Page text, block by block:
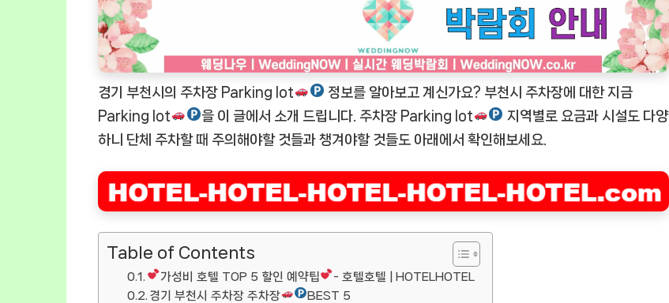
경기 부천시의 주차장 Parking lot
정보를 알아보고 계신가요? 부천시 주차장에 대한 지금
Parking lot
을 이 글에서 소개 드립니다. 주차장 Parking lot
지역별로 요금과 시설도 다양
하니 단체 주차할 때 주의해야할 것들과 챙겨야할 것들도 아래에서 확인해보세요.
Table of Contents
가성비 호텔 TOP 5 할인 예약팁
- 호텔호텔 | HOTELHOTEL
경기 부천시 주차장 주차장
BEST 5